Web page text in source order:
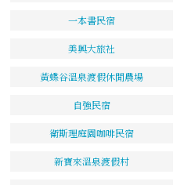
一本書民宿
美興大旅社
黃蝶谷溫泉渡假休閒農場
自強民宿
衛斯理庭園咖啡民宿
新寶來溫泉渡假村